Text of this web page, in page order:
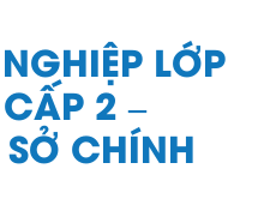
LỚP
2 –
CHÍNH